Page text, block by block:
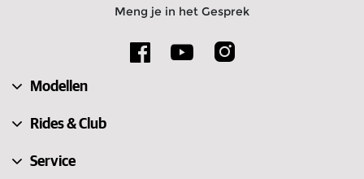
Meng je in het Gesprek
Modellen
Rides & Club
Service